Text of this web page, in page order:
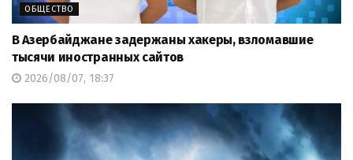
ОБЩЕСТВО
В Азербайджане задержаны хакеры, взломавшие
тысячи иностранных сайтов
2026/08/07, 18:37